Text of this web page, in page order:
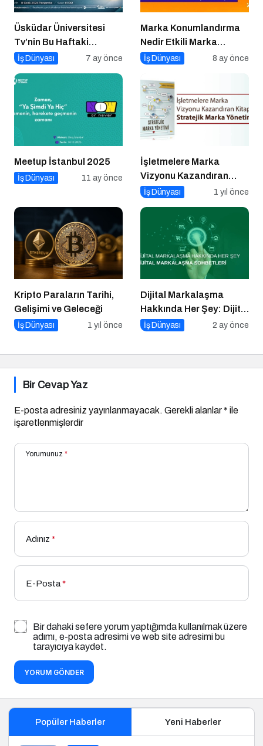
Üsküdar Üniversitesi
Tv’nin Bu Haftaki
Konuğu Mürsel Ferhat
İş Dünyası 7 ay önce
Marka Konumlandırma
Nedir Etkili Marka
Konumlandırma İçin 10
İş Dünyası 8 ay önce
Meetup İstanbul 2025
İş Dünyası 11 ay önce
İşletmelere Marka
Vizyonu Kazandıran
Kitap: Stratejik Marka
İş Dünyası 1 yıl önce
Kripto Paraların Tarihi,
Gelişimi ve Geleceği
İş Dünyası 1 yıl önce
Dijital Markalaşma
Hakkında Her Şey: Dijital
Markalaşma Sohbetleri
İş Dünyası 2 ay önce
Bir Cevap Yaz
E-posta adresiniz yayınlanmayacak. Gerekli alanlar* ile
işaretlenmişlerdir
Yorumunuz *
Adınız *
E-Posta*
Bir dahaki sefere yorum yaptığımda kullanılmak üzere
adımı, e-posta adresimi ve web site adresimi bu
tarayıcıya kaydet.
YORUM GÖNDER
Popüler Haberler Yeni Haberler